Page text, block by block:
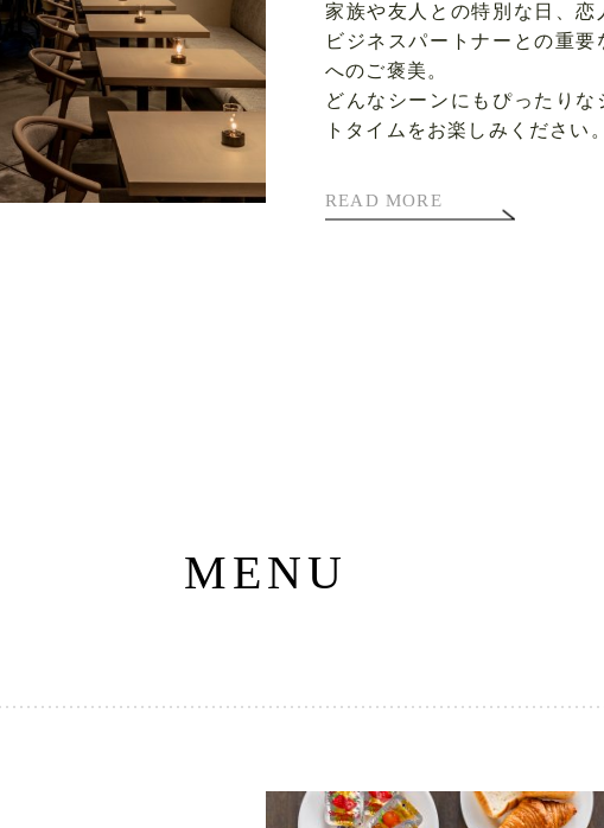
家族や友人との特別な日、恋
ビジネスパートナーとの重
へのご褒美。
どんなシーンにもぴったり
トタイムをお楽しみください。
READ MORE
MENU